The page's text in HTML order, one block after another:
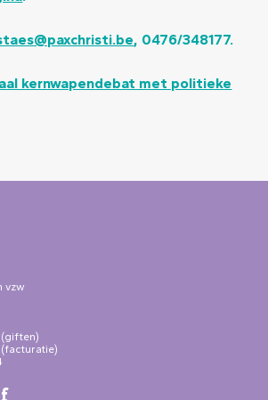
, 0476/348177.
kernwapendebat met politieke
vzw
(giften)
(facturatie)